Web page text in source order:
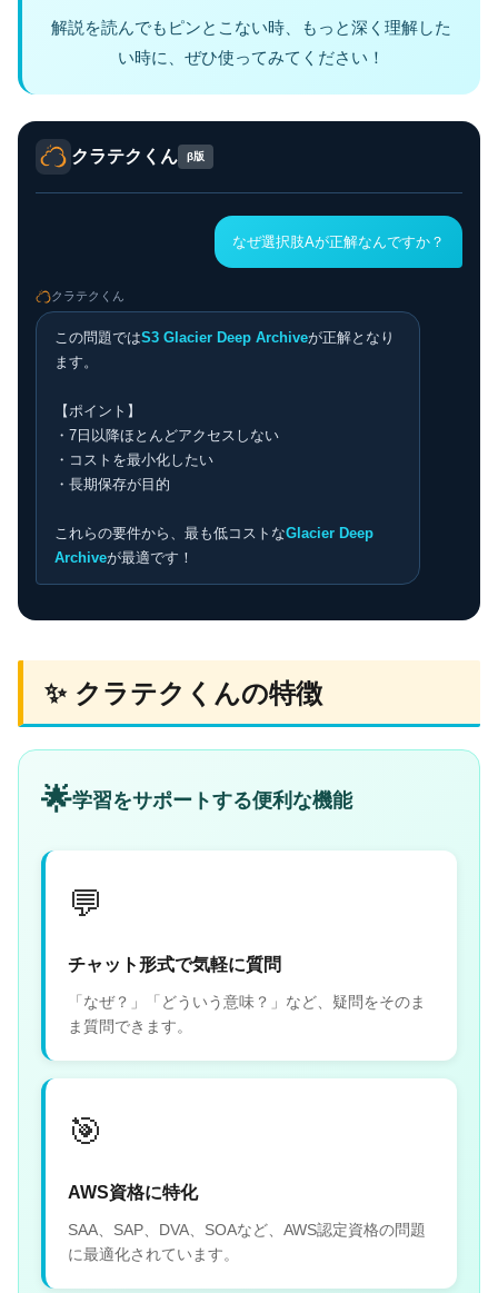
解説を読んでもピンとこない時、もっと深く理解した
い時に、ぜひ使ってみてください！
クラテクくん β版
なぜ選択肢Aが正解なんですか？
クラテクくん
この問題ではS3 Glacier Deep Archiveが正解となり
ます。
【ポイント】
・7日以降ほとんどアクセスしない
・コストを最小化したい
・長期保存が目的
これらの要件から、最も低コストなGlacier Deep
Archiveが最適です！
✨ クラテクくんの特徴
🌟学習をサポートする便利な機能
💬
チャット形式で気軽に質問
「なぜ？」「どういう意味？」など、疑問をそのま
ま質問できます。
🎯
AWS資格に特化
SAA、SAP、DVA、SOAなど、AWS認定資格の問題
に最適化されています。